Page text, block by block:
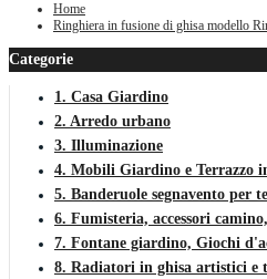
Home
Ringhiera in fusione di ghisa modello
Categorie
1. Casa Giardino
2. Arredo urbano
3. Illuminazione
4. Mobili Giardino e Terrazzo
5. Banderuole segnavento per
6. Fumisteria, accessori
7. Fontane giardino, Giochi
8. Radiatori in ghisa artistici e